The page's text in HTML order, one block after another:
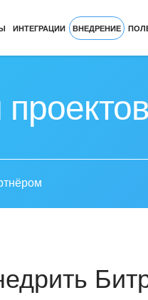
ИНТЕГРАЦИИ ВНЕДРЕНИЕ